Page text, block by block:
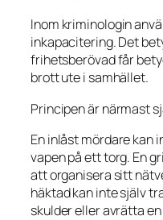
Inom kriminologin
inkapacitering. Det
frihetsberövad får
brott ute i samhället.
Principen är närmast
En inlåst mördare kan
vapen på ett torg. En
att organisera sitt
häktad kan inte själv
skulder eller avrätta